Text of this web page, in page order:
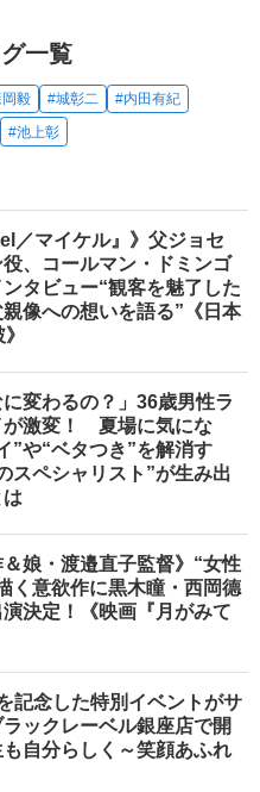
一覧
毅 #城彰二
#内田有紀
#池上彰
／マイケル』》父ジョセ
、コールマン・ドミンゴ
タビュー“観客を魅了した
像への想いを語る”《日本
に変わるの？」36歳男性ラ
が激変！ 夏場に気にな
”や“ベタつき”を解消す
スペシャリスト”が生み出
＆娘・渡邉直子監督》“女性
く意欲作に黒木瞳・西岡德
決定！《映画『月がみて
記念した特別イベントがサ
ックレーベル銀座店で開
自分らしく～笑顔あふれ